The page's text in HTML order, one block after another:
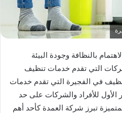
بالنظافة وجودة البيئة
التي تقدم خدمات تنظيف
في الفجيرة التي تقدم خدمات
الأول للأفراد والشركات على حد
تبرز شركة العمدة كأحد أهم